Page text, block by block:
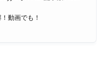
動画でも！